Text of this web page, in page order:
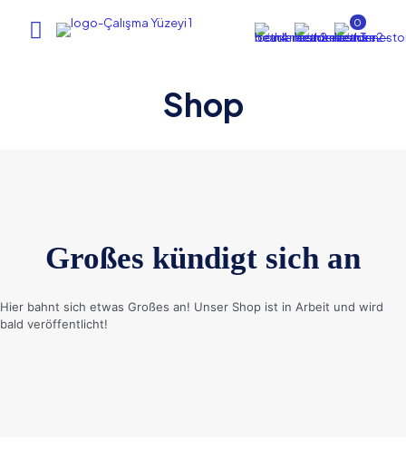
0
Shop
Großes kündigt sich an
Hier bahnt sich etwas Großes an! Unser Shop ist in Arbeit und wird
bald veröffentlicht!